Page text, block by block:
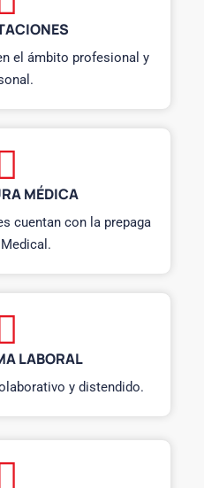
el ámbito profesional y
MÉDICA
cuentan con la prepaga
LABORAL
y distendido.